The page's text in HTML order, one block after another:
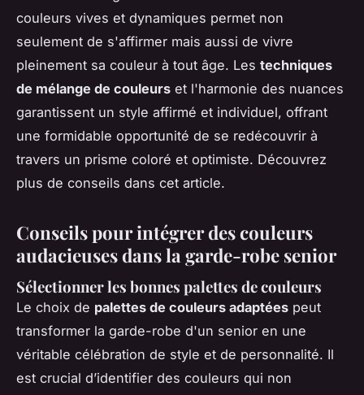
couleurs vives et dynamiques permet non
seulement de s'affirmer mais aussi de vivre
pleinement sa couleur à tout âge. Les techniques
de mélange de couleurs et l'harmonie des nuances
garantissent un style affirmé et individuel, offrant
une formidable opportunité de se redécouvrir à
travers un prisme coloré et optimiste. Découvrez
plus de conseils dans cet article.
Conseils pour intégrer des couleurs
audacieuses dans la garde-robe senior
Sélectionner les bonnes palettes de couleurs
Le choix de palettes de couleurs adaptées peut
transformer la garde-robe d'un senior en une
véritable célébration de style et de personnalité. Il
est crucial d’identifier des couleurs qui non